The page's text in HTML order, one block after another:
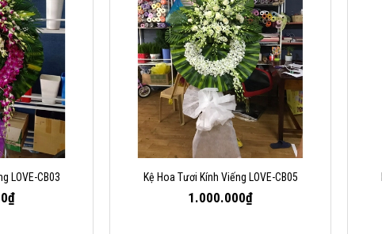
LOVE-CB03 Kệ Hoa Tươi Kính Viếng LOVE-CB05
1.000.000₫